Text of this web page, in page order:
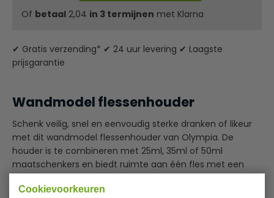
Cookievoorkeuren
Of betaal 2,04 in 3 termijnen met Klarna
✔ Gratis verzending* ✔ 24 uur levering ✔ Laagste
prijsgarantie
Wandmodel flessenhouder
Schenk veilig, snel en eenvoudig sterke dranken of likeur
met dit wandmodel flessenhouder van Olympia. De
houder is te combineren met 25ml, 35ml of 50ml
maatschenkers en biedt ruimte aan één fles met een